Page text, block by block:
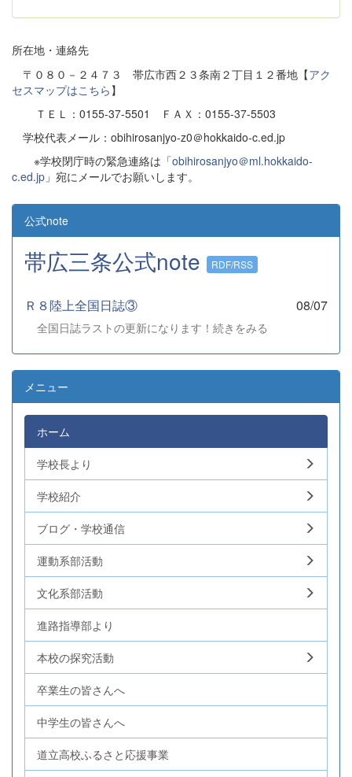
所在地・連絡先
〒０８０－２４７３ 帯広市西２３条南２丁目１２番地【アク
セスマップはこちら 】
ＴＥＬ：0155-37-5501 ＦＡＸ：0155-37-5503
学校代表メール：obihirosanjyo-z0＠hokkaido-c.ed.jp
※学校閉庁時の緊急連絡は「obihirosanjyo＠ml.hokkaido-
c.ed.jp 」宛にメールでお願いします。
公式note
帯広三条公式note RDF/RSS
Ｒ８陸上全国日誌③ 08/07
全国日誌ラストの更新になります！続きをみる
メニュー
ホーム
学校長より
学校紹介
ブログ・学校通信
運動系部活動
文化系部活動
進路指導部より
本校の探究活動
卒業生の皆さんへ
中学生の皆さんへ
道立高校ふるさと応援事業